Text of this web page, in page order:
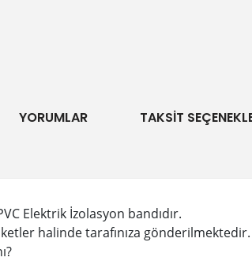
YORUMLAR TAKSIT
Elektrik İzolasyon bandıdır.
halinde tarafınıza gönderilmektedir.